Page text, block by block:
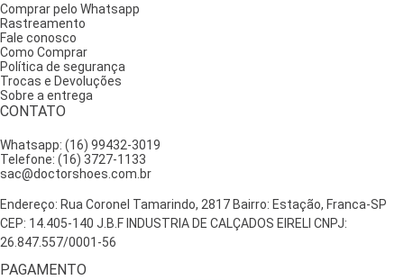
Você pode optar por versões com tiras ajustáveis, fivelas ou
fechamento em velcro, que facilitam o calce e oferecem mais
segurança ao caminhar. E para quem gosta de variedade, nossa linha
contempla cores neutras e também opções mais vibrantes para
combinar com todos os estilos.
Caminhe sem dor e com muito mais liberdade
A fascite plantar não precisa limitar sua rotina — com o calçado
certo, você pode recuperar a leveza dos seus passos, sem abrir mão
da beleza e da elegância.
Escolher uma sandália Doctor Shoes é investir em qualidade de vida.
Cada modelo é feito à mão por artesãos experientes, que unem
resultado possível para os seus pés.
Comprar pelo Whatsapp
Rastreamento
Fale conosco
Como Comprar
Política de segurança
Trocas e Devoluções
Sobre a entrega
CONTATO
Whatsapp: (16) 99432-3019
Telefone: (16) 3727-1133
sac@doctorshoes.com.br
Endereço: Rua Coronel Tamarindo, 2817 Bairro: Estação, Franca-SP
CEP: 14.405-140 J.B.F INDUSTRIA DE CALÇADOS EIRELI CNPJ:
26.847.557/0001-56
PAGAMENTO